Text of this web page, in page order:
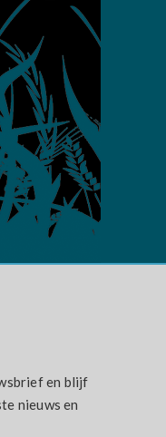
en blijf
nieuws en